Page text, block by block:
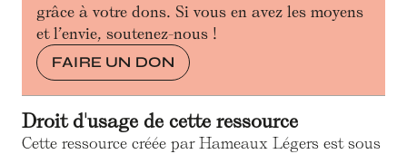
grâce à votre dons. Si vous en avez les moyens
et l’envie, soutenez-nous !
FAIRE UN DON
Droit d'usage de cette ressource
Cette ressource créée par Hameaux Légers est sous